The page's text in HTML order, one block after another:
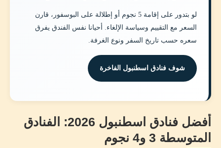
لو بتدور على إقامة 5 نجوم أو إطلالة على البوسفور، قارن
السعر مع التقييم وسياسة الإلغاء. أحيانا نفس الفندق يفرق
سعره حسب تاريخ السفر ونوع الغرفة.
شوف فنادق اسطنبول الفاخرة
أفضل فنادق اسطنبول 2026: الفنادق
المتوسطة 3 و4 نجوم